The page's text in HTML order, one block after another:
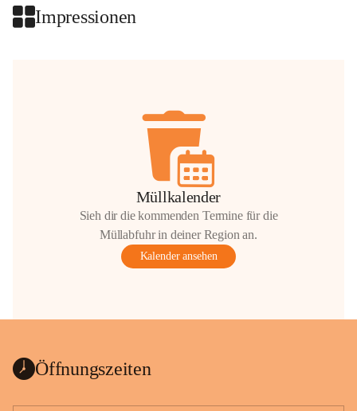
Impressionen
Müllkalender
Sieh dir die kommenden Termine für die
Müllabfuhr in deiner Region an.
Kalender ansehen
Öffnungszeiten